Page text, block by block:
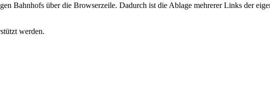
Bahnhofs über die Browserzeile. Dadurch ist die Ablage mehrerer Links der
werden.